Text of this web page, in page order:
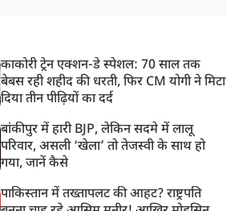
काकोरी ट्रेन एक्शन-डे स्पेशल: 70 साल तक
बेबस रही शहीद की धरती, फिर CM योगी ने मिटा
दिया तीन पीढ़ियों का दर्द
बांकीपुर में हारी BJP, लेकिन सदमे में लालू
परिवार, असली ‘खेला’ तो तेजस्वी के साथ हो
गया, जानें कैसे
पाकिस्तान में तख्तापलट की आहट? राष्ट्रपति